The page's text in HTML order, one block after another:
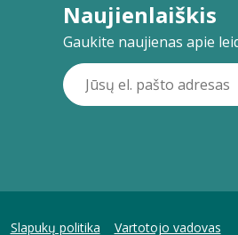
Naujienlaiškis
Gaukite naujienas apie
Slapukų politika Vartotojo vadovas